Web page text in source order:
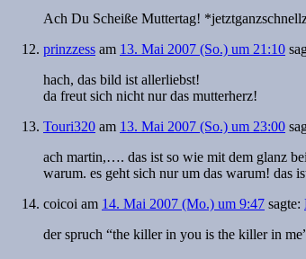
Ach Du Scheiße Muttertag!
prinzzess am 13. Mai 2007 (So.) um 21:10
hach, das bild ist allerliebst!
da freut sich nicht nur das mutterherz!
Touri320 am 13. Mai 2007 (So.) um 23:00
ach martin,…. das ist so wie mit dem glanz
warum. es geht sich nur um das warum! das
coicoi am 14. Mai 2007 (Mo.) um 9:47 sagte:
der spruch “the killer in you is the killer in